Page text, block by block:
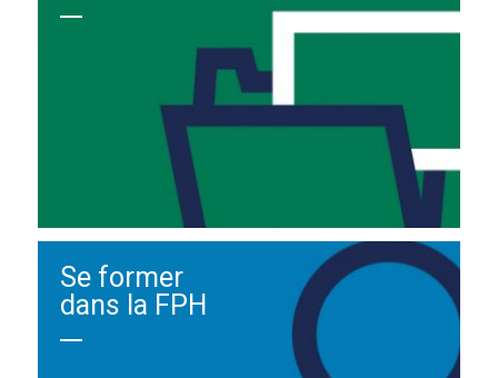
Se former
dans la FPH